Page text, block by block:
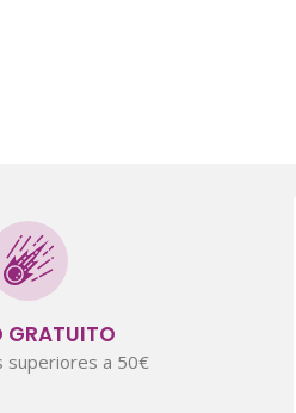
GRATUITO
superiores a 50€